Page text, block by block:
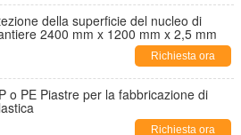
della superficie del nucleo di
2400 mm x 1200 mm x 2,5 mm
Richiesta ora
o PE Piastre per la fabbricazione di
Richiesta ora